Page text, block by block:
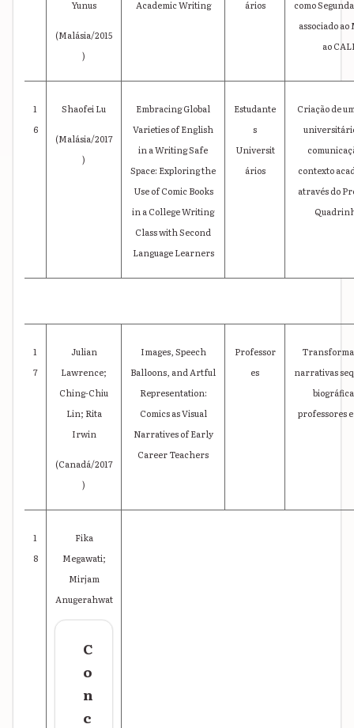
Yunus
(Malásia/2015
)
Academic Writing
ários
como
associado ao
ao
1
6
Shaofei Lu
(Malásia/2017
)
Embracing Global
Varieties of English
in a Writing Safe
Space: Exploring the
Use of Comic Books
in a College Writing
Class with Second
Language Learners
Estudante
s
Universit
ários
Criação de
contexto
através do
1
7
Julian
Lawrence;
Ching-Chiu
Lin; Rita
Irwin
(Canadá/2017
)
Images, Speech
Balloons, and Artful
Representation:
Comics as Visual
Narratives of Early
Career Teachers
Professor
es
narrativas
professores
1
8
Fika
Megawati;
Mirjam
Anugerahwat
C
o
n
c